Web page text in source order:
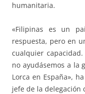
humanitaria.
«Filipinas es un
respuesta, pero en
cualquier
no ayudásemos a la
Lorca en España»,
jefe de la delegación